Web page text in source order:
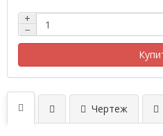
+
−
Чертеж